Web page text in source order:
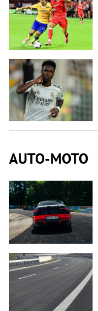
AUTO-MOTO